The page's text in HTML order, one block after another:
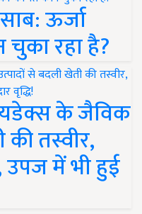
ऊर्जा
चुका रहा है?
के जैविक
तस्वीर,
में भी हुई